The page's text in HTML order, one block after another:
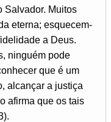
Salvador. Muitos
eterna; esquecem-
a Deus.
ninguém pode
que é um
alcançar a justiça
afirma que os tais